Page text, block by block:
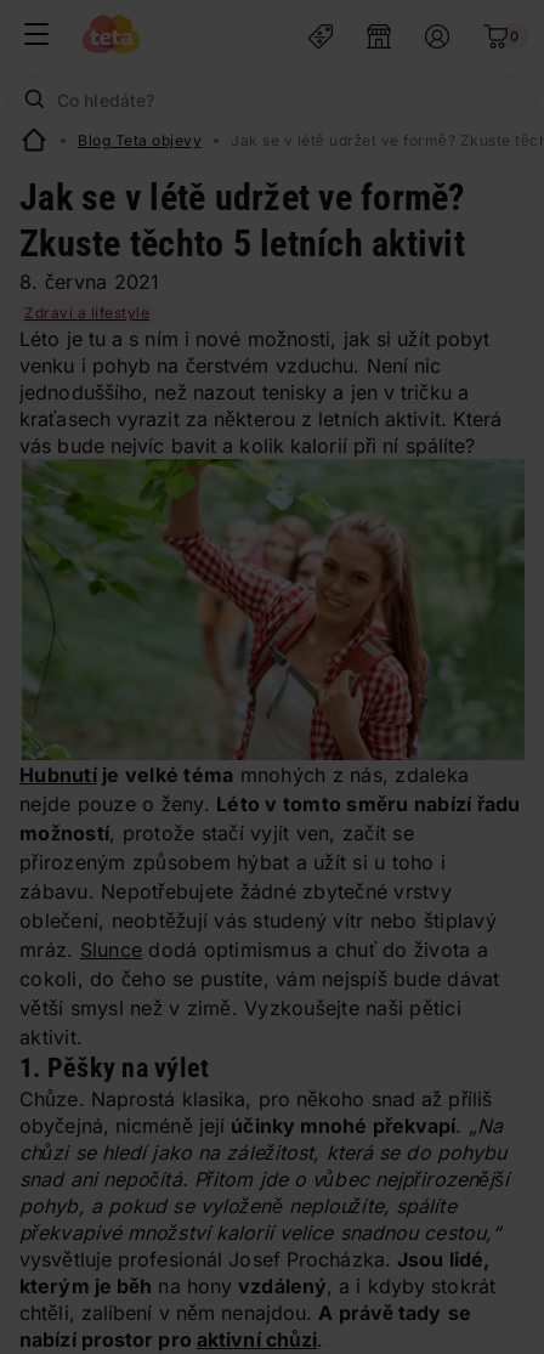
0
Blog Teta objevy Jak se v létě udržet ve formě? Zkuste
Jak se v létě udržet ve formě?
Zkuste těchto 5 letních aktivit
8. června 2021
Zdraví a lifestyle
Léto je tu a s ním i nové možnosti, jak si užít pobyt
venku i pohyb na čerstvém vzduchu. Není nic
jednoduššího, než nazout tenisky a jen v tričku a
kraťasech vyrazit za některou z letních aktivit. Která
vás bude nejvíc bavit a kolik kalorií při ní spálíte?
Hubnutíje velké téma mnohých z nás, zdaleka
nejde pouze o ženy. Léto v tomto směru nabízí řadu
možností, protože stačí vyjít ven, začít se
přirozeným způsobem hýbat a užít si u toho i
zábavu. Nepotřebujete žádné zbytečné vrstvy
oblečení, neobtěžují vás studený vítr nebo štiplavý
mráz. Slunce dodá optimismus a chuť do života a
cokoli, do čeho se pustíte, vám nejspíš bude dávat
větší smysl než v zimě. Vyzkoušejte naši pětici
aktivit.
1. Pěšky na výlet
Chůze. Naprostá klasika, pro někoho snad až příliš
obyčejná, nicméně její účinky mnohé překvapí. „Na
chůzi se hledí jako na záležitost, která se do pohybu
snad ani nepočítá. Přitom jde o vůbec nejpřirozenější
pohyb, a pokud se vyloženě neploužíte, spálíte
překvapivé množství kalorií velice snadnou cestou,“
vysvětluje profesionál Josef Procházka. Jsou lidé,
kterým je běh na honyvzdálený, a i kdyby stokrát
chtěli, zalíbení v něm nenajdou.A právě tady se
nabízí prostor pro aktivní chůzi.